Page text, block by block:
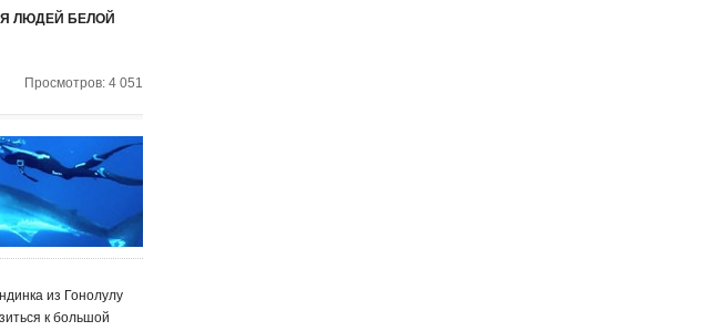
ЛЮДЕЙ БЕЛОЙ
Просмотров: 4 051
из Гонолулу
к большой